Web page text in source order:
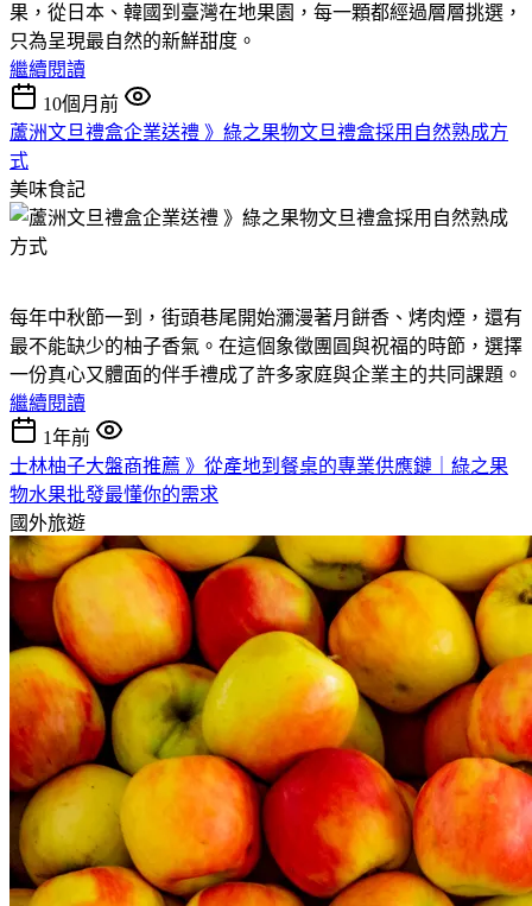
果，從日本、韓國到臺灣在地果園，每一顆都經過層層挑選，
只為呈現最自然的新鮮甜度。
繼續閱讀
10個月前
蘆洲文旦禮盒企業送禮 》綠之果物文旦禮盒採用自然熟成方
式
美味食記
每年中秋節一到，街頭巷尾開始瀰漫著月餅香、烤肉煙，還有
最不能缺少的柚子香氣。在這個象徵團圓與祝福的時節，選擇
一份真心又體面的伴手禮成了許多家庭與企業主的共同課題。
繼續閱讀
1年前
士林柚子大盤商推薦 》從產地到餐桌的專業供應鏈｜綠之果
物水果批發最懂你的需求
國外旅遊